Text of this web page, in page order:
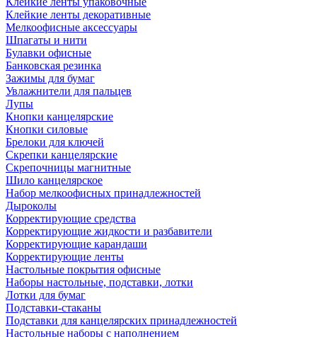
Клейкие ленты декоративные
Мелкоофисные аксессуары
Шпагаты и нити
Булавки офисные
Банковская резинка
Зажимы для бумаг
Увлажнители для пальцев
Лупы
Кнопки канцелярские
Кнопки силовые
Брелоки для ключей
Скрепки канцелярские
Скрепочницы магнитные
Шило канцелярское
Набор мелкоофисных принадлежностей
Дыроколы
Корректирующие средства
Корректирующие жидкости и разбавители
Корректирующие карандаши
Корректирующие ленты
Настольные покрытия офисные
Наборы настольные, подставки, лотки
Лотки для бумаг
Подставки-стаканы
Подставки для канцелярских принадлежностей
Настольные наборы с наполнением